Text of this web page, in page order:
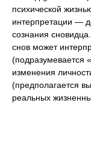
психической
интерпретации —
сознания
снов может
(подразумевается
изменения
(предполагается
реальных